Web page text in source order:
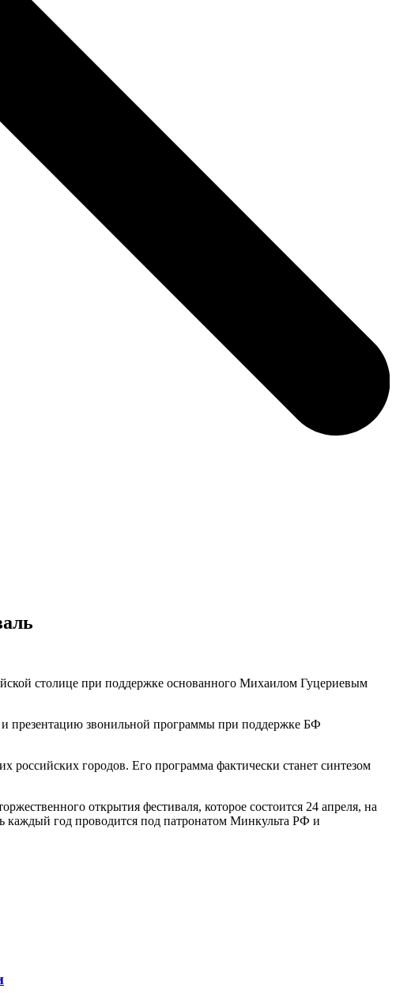
столице при поддержке основанного Михаилом Гуцериевым
и презентацию звонильной программы при поддержке БФ
российских городов. Его программа фактически станет синтезом
открытия фестиваля, которое состоится 24 апреля, на
каждый год проводится под патронатом Минкульта РФ и